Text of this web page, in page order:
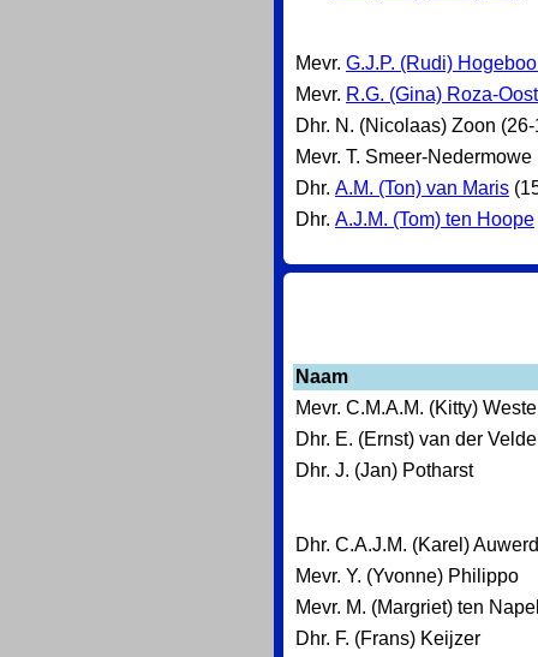
Mevr. G.J.P. (Rudi)
Mevr. R.G. (Gina) Roza-
Dhr. N. (Nicolaas) Zoon
Mevr. T. Smeer-
Dhr. A.M. (Ton) van Maris
Dhr. A.J.M. (Tom) ten Hoope
Naam
Mevr. C.M.A.M. (Kitty)
Dhr. E. (Ernst) van der
Dhr. J. (Jan) Potharst
Dhr. C.A.J.M. (Karel)
Mevr. Y. (Yvonne) Philippo
Mevr. M. (Margriet) ten
Dhr. F. (Frans) Keijzer